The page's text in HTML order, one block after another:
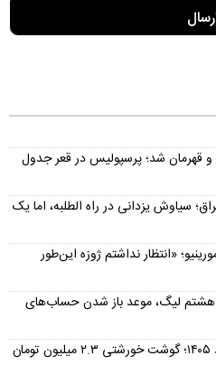
و قهرمان شد؛ پرسپولیس در قعر جدول
سیاوش یزدانی در راه الطلبه، اما یک
«انتظار نداشتم ژوزه این‌طور
هشتم لیگ، موعد باز شدن حساب‌های
قیمت گوشت قرمز امروز ۱۸ مرداد ۱۴۰۵؛ گوشت خورشتی ۲.۳ میلیون تومان